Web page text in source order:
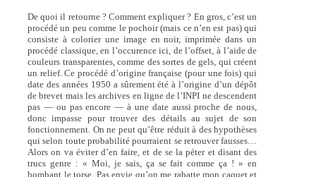
De quoi il retourne ? Comment expliquer ? En gros, c’est un
procédé un peu comme le pochoir (mais ce n’en est pas) qui
consiste à colorier une image en noir, imprimée dans un
procédé classique, en l’occurence ici, de l’offset, à l’aide de
couleurs transparentes, comme des sortes de gels, qui créent
un relief. Ce procédé d’origine française (pour une fois) qui
date des années 1950 a sûrement été à l’origine d’un dépôt
de brevet mais les archives en ligne de l’INPI ne descendent
pas — ou pas encore — à une date aussi proche de nous,
donc impasse pour trouver des détails au sujet de son
fonctionnement. On ne peut qu’être réduit à des hypothèses
qui selon toute probabilité pourraient se retrouver fausses…
Alors on va éviter d’en faire, et de se la péter et disant des
trucs genre : « Moi, je sais, ça se fait comme ça ! » en
bombant le torse. Pas envie qu’on me rabatte mon caquet et